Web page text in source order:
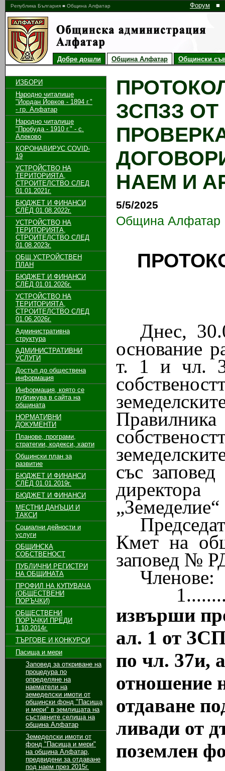
Република България ■ Община Алфатар Форум ■
Добре дошли Община Алфатар Общински
ИЗБОРИ
Народно читалище
"Йордан Йовков - 1894 г."
- гр. Алфатар
Народно читалище
"Пробуда - 1910 г." - с.
Алеково
КОРОНАВИРУС COVID-
19
УСТРОЙСТВО НА
ТЕРИТОРИЯТА,
СТРОИТЕЛСТВО СЛЕД
01.01.2021г.
БЮДЖЕТ И ФИНАНСИ
СЛЕД 01.08.2022г.
УСТРОЙСТВО НА
ТЕРИТОРИЯТА,
СТРОИТЕЛСТВО СЛЕД
01.08.2023г.
ОБЩ УСТРОЙСТВЕН
ПЛАН
БЮДЖЕТ И ФИНАНСИ
СЛЕД 01.01.2026г.
УСТРОЙСТВО НА
ТЕРИТОРИЯТА,
СТРОИТЕЛСТВО СЛЕД
01.06.2026г.
Административна
структура
АДМИНИСТРАТИВНИ
УСЛУГИ
Достъп до обществена
информация
Информация, която се
публикува в сайта на
общината
НОРМАТИВНИ
ДОКУМЕНТИ
Планове, програми,
стратегии, кодекси, харти
Общински план за
развитие
БЮДЖЕТ И ФИНАНСИ
СЛЕД 01.01.2019г.
БЮДЖЕТ И ФИНАНСИ
МЕСТНИ ДАНЪЦИ И
ТАКСИ
Социални дейности и
услуги
ОБЩИНСКА
СОБСТВЕНОСТ
ПУБЛИЧНИ РЕГИСТРИ
НА ОБЩИНАТА
ПРОФИЛ НА КУПУВАЧА
(ОБЩЕСТВЕНИ
ПОРЪЧКИ)
ОБЩЕСТВЕНИ
ПОРЪЧКИ ПРЕДИ
1.10.2014г.
ТЪРГОВЕ И КОНКУРСИ
Пасища и мери
Заповед за откриване на
процедура по
определяне на
наематели на
земеделски имоти от
общински фонд "Пасища
и мери" в землищата на
съставните селища на
община Алфатар
Земеделски имоти от
фонд "Пасища и мери"
на община Алфатар,
предвидени за отдаване
под наем през 2015г.
ЗСПЗЗ
НАЕМ И
5/5/2025
Община Алфатар
Днес,
основание
т. 1 и чл.
със
Кмет на
заповед №
Членове:
извърши
ал. 1 от
по чл. 37и,
отношение
отдаване
ливади от
поземлен